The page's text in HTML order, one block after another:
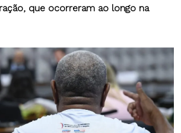
que ocorreram ao longo na